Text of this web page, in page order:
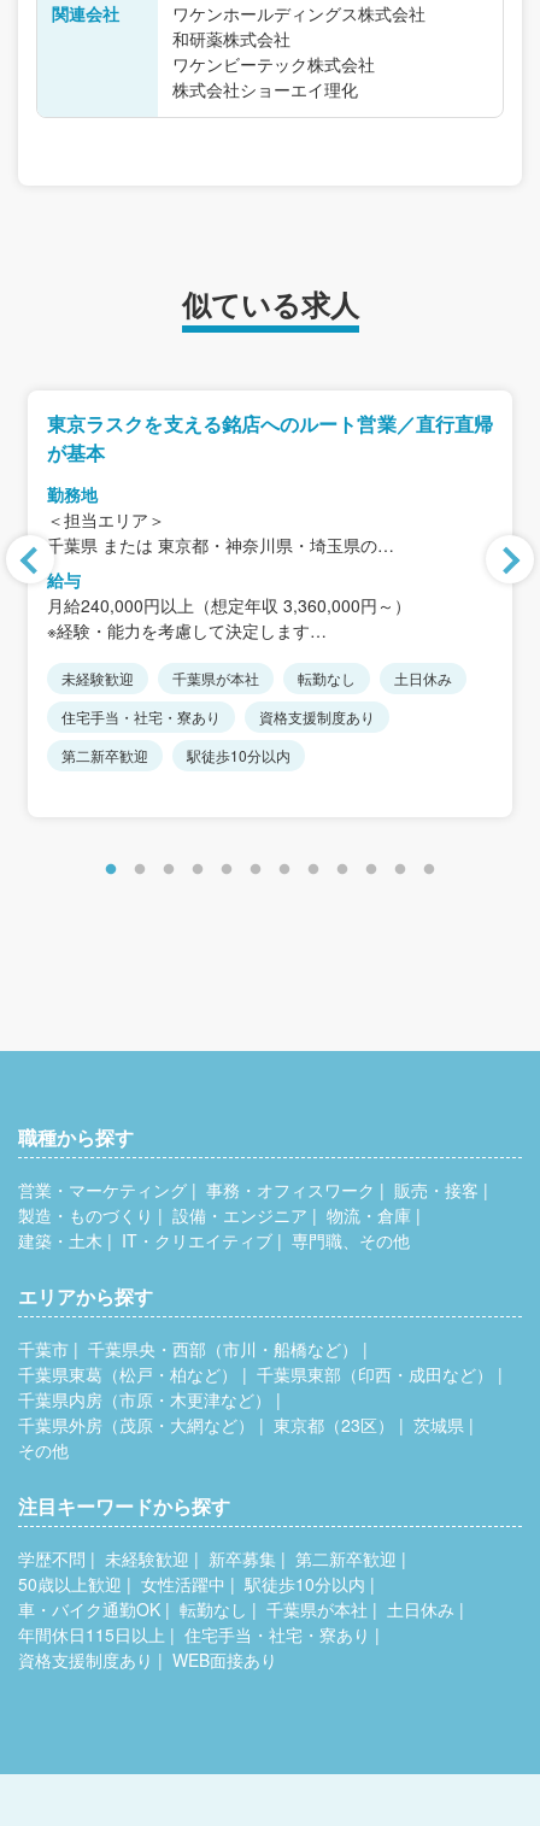
関連会社
ワケンホールディングス株式会社
和研薬株式会社
ワケンビーテック株式会社
株式会社ショーエイ理化
似ている求人
東京ラスクを支える銘店へのルート営業／直行直帰
が基本
勤務地
＜担当エリア＞
千葉県 または 東京都・神奈川県・埼玉県の
イオン・イトーヨーカドー・百貨店など
本社：千葉県松戸市下矢切141-1（矢切駅 徒歩1分）
※直行直帰が基本
※本社出勤は週1〜2日程度
給与
月給240,000円以上（想定年収 3,360,000円～）
※経験・能力を考慮して決定します
※短時間正社員からエリア限定総合職や総合職への転換も
可能です。
未経験歓迎 千葉県が本社 転勤なし
土日休み
住宅手当・社宅・寮あり
資格支援制度あり
第二新卒歓迎
駅徒歩10分以内
職種から探す
営業・マーケティング 事務・オフィスワーク
販売・接客
製造・ものづくり
設備・エンジニア
物流・倉庫
建築・土木
IT・クリエイティブ 専門職、その他
エリアから探す
千葉市
千葉県央・西部（市川・船橋など）
千葉県東葛（松戸・柏など）
千葉県東部（印西・成田など）
千葉県内房（市原・木更津など）
千葉県外房（茂原・大網など）
東京都（23区）
茨城県
その他
注目キーワードから探す
学歴不問 未経験歓迎 新卒募集
第二新卒歓迎
50歳以上歓迎
女性活躍中
駅徒歩10分以内
車・バイク通勤OK
転勤なし 千葉県が本社
土日休み
年間休日115日以上
住宅手当・社宅・寮あり
資格支援制度あり
WEB面接あり